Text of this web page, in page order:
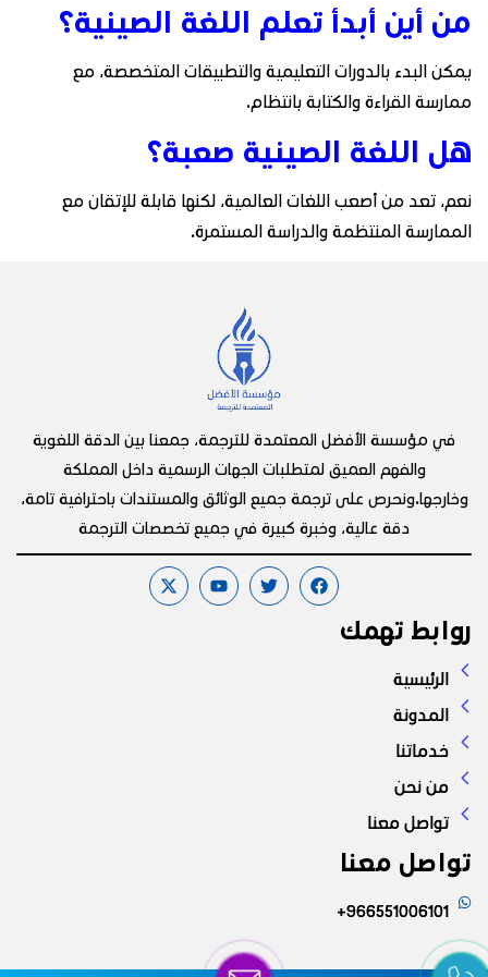
من أين أبدأ تعلم اللغة الصينية؟
يمكن البدء بالدورات التعليمية والتطبيقات المتخصصة، مع
ممارسة القراءة والكتابة بانتظام.
هل اللغة الصينية صعبة؟
نعم، تعد من أصعب اللغات العالمية، لكنها قابلة للإتقان مع
الممارسة المنتظمة والدراسة المستمرة.
في مؤسسة الأفضل المعتمدة للترجمة، جمعنا بين الدقة اللغوية
والفهم العميق لمتطلبات الجهات الرسمية داخل المملكة
وخارجها.ونحرص على ترجمة جميع الوثائق والمستندات باحترافية تامة،
دقة عالية، وخبرة كبيرة في جميع تخصصات الترجمة
روابط تهمك
الرئيسية
المدونة
خدماتنا
من نحن
تواصل معنا
تواصل معنا
966551006101+